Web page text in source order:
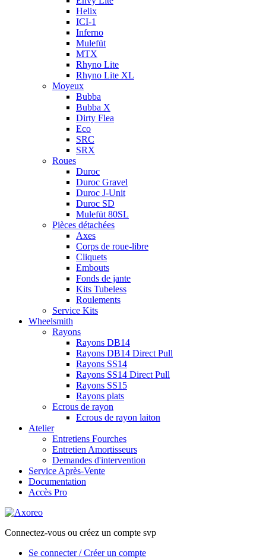
Helix
ICI-1
Inferno
Mulefüt
MTX
Rhyno Lite
Rhyno Lite XL
Moyeux
Bubba
Bubba X
Dirty Flea
Eco
SRC
SRX
Roues
Duroc
Duroc Gravel
Duroc J-Unit
Duroc SD
Mulefüt 80SL
Pièces détachées
Axes
Corps de roue-libre
Cliquets
Embouts
Fonds de jante
Kits Tubeless
Roulements
Service Kits
Wheelsmith
Rayons
Rayons DB14
Rayons DB14 Direct Pull
Rayons SS14
Rayons SS14 Direct Pull
Rayons SS15
Rayons plats
Ecrous de rayon
Ecrous de rayon laiton
Atelier
Entretiens Fourches
Entretien Amortisseurs
Demandes d'intervention
Service Après-Vente
Documentation
Accès Pro
Connectez-vous ou créez un compte svp
Se connecter / Créer un compte